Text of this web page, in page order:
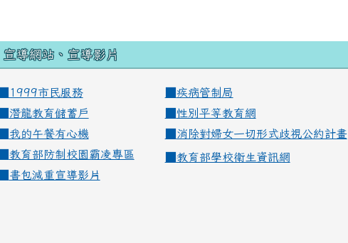
宣導網站、宣導影片
■1999市民服務 疾病管制局
潛龍教育儲蓄戶 性別平等教育網
我的午餐有心機
消除對婦女一切形式歧視公約計畫
教育部防制校園霸凌專區
教育部學校衛生資訊網
書包減重宣導影片